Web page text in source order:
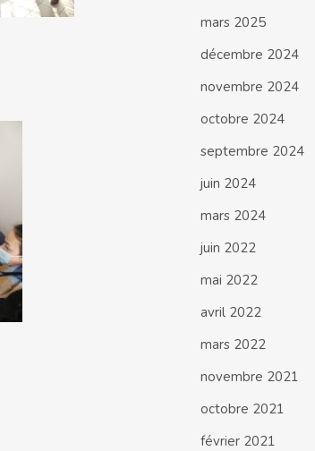
mars 2025
décembre 2024
novembre 2024
octobre 2024
septembre 2024
juin 2024
mars 2024
juin 2022
mai 2022
avril 2022
mars 2022
novembre 2021
octobre 2021
février 2021